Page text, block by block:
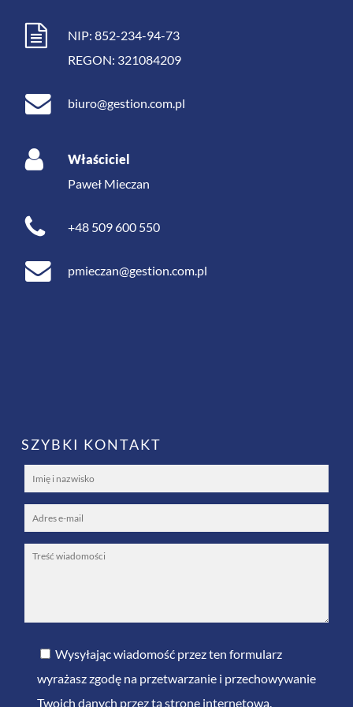
NIP: 852-234-94-73
REGON: 321084209
biuro@gestion.com.pl
Właściciel
Paweł Mieczan
+48 509 600 550
pmieczan@gestion.com.pl
SZYBKI KONTAKT
Wysyłając wiadomość przez ten formularz
wyrażasz zgodę na przetwarzanie i przechowywanie
Twoich danych przez tą stronę internetową.